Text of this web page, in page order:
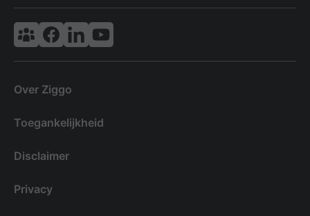
Vodafone & Ziggo Community
Ziggo Facebook
VodafoneZiggo LinkedIn
Ziggo YouTube
Over Ziggo
Toegankelijkheid
Disclaimer
Privacy